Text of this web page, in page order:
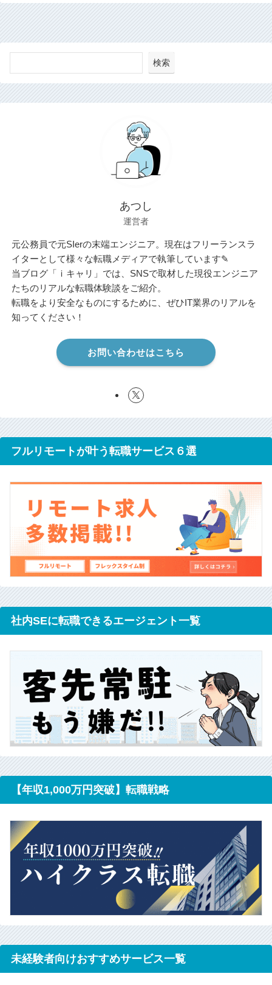
検索
あつし
運営者
元公務員で元SIerの末端エンジニア。現在はフリーランスラ
イターとして様々な転職メディアで執筆しています✎
当ブログ「ｉキャリ」では、SNSで取材した現役エンジニア
たちのリアルな転職体験談をご紹介。
転職をより安全なものにするために、ぜひIT業界のリアルを
知ってください！
お問い合わせはこちら
フルリモートが叶う転職サービス６選
社内SEに転職できるエージェント一覧
【年収1,000万円突破】転職戦略
未経験者向けおすすめサービス一覧